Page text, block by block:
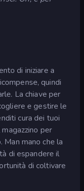
di iniziare a
quindi
La chiave per
e gestire le
cura dei tuoi
per
Man mano che la
di espandere il
di coltivare